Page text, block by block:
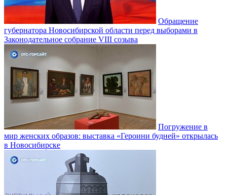
Обращение
губернатора Новосибирской области перед выборами в
Законодательное собрание VIII созыва
Погружение в
мир женских образов: выставка «Героини будней» открылась
в Новосибирске